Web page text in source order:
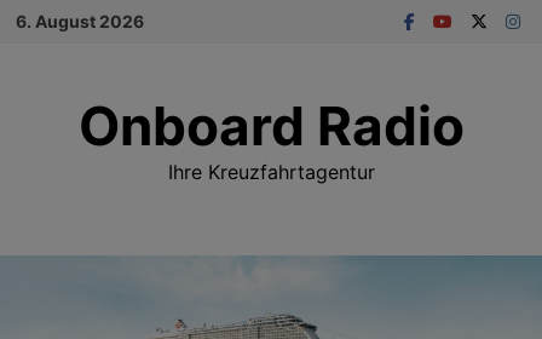
Zum
6. August 2026
Onboard Radio
Ihre Kreuzfahrtagentur